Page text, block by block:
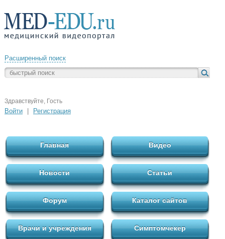
Расширенный поиск
Здравствуйте, Гость
Войти Регистрация
Главная Видео
Новости Статьи
Форум Каталог сайтов
Врачи и учреждения Симптомчекер